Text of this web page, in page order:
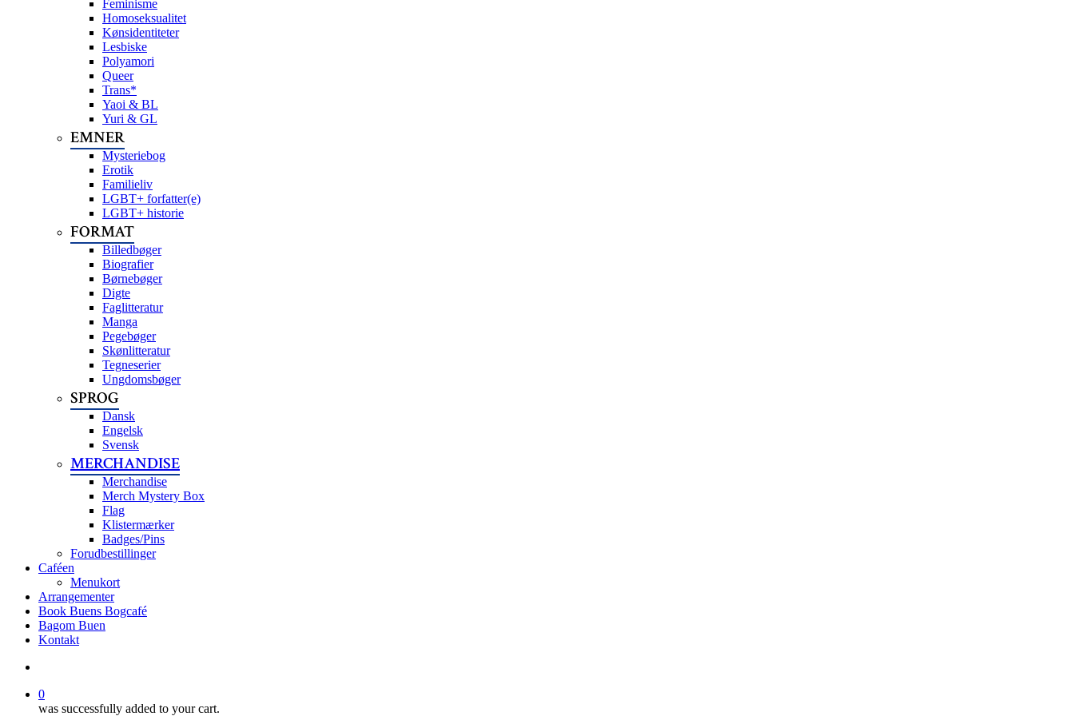
Feminisme
Homoseksualitet
Kønsidentiteter
Lesbiske
Polyamori
Queer
Trans*
Yaoi & BL
Yuri & GL
EMNER
Mysteriebog
Erotik
Familieliv
LGBT+ forfatter(e)
LGBT+ historie
FORMAT
Billedbøger
Biografier
Børnebøger
Digte
Faglitteratur
Manga
Pegebøger
Skønlitteratur
Tegneserier
Ungdomsbøger
SPROG
Dansk
Engelsk
Svensk
MERCHANDISE
Merchandise
Merch Mystery Box
Flag
Klistermærker
Badges/Pins
Forudbestillinger
Caféen
Menukort
Arrangementer
Book Buens Bogcafé
Bagom Buen
Kontakt
0
was successfully added to your cart.